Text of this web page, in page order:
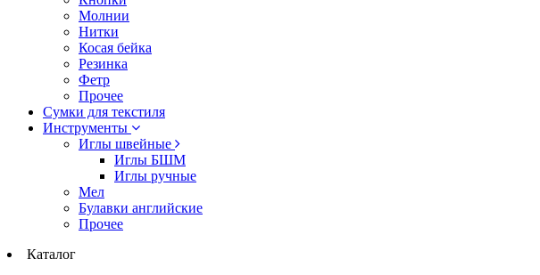
Молнии
Нитки
Косая бейка
Резинка
Фетр
Прочее
Сумки для текстиля
Инструменты
Иглы швейные
Иглы БШМ
Иглы ручные
Мел
Булавки английские
Прочее
Каталог